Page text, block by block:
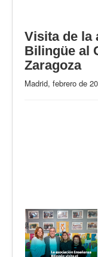
Visita de la
Bilingüe al
Zaragoza
Madrid, febrero de